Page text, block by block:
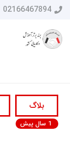
02166467894
بلاگ
1 سال پیش